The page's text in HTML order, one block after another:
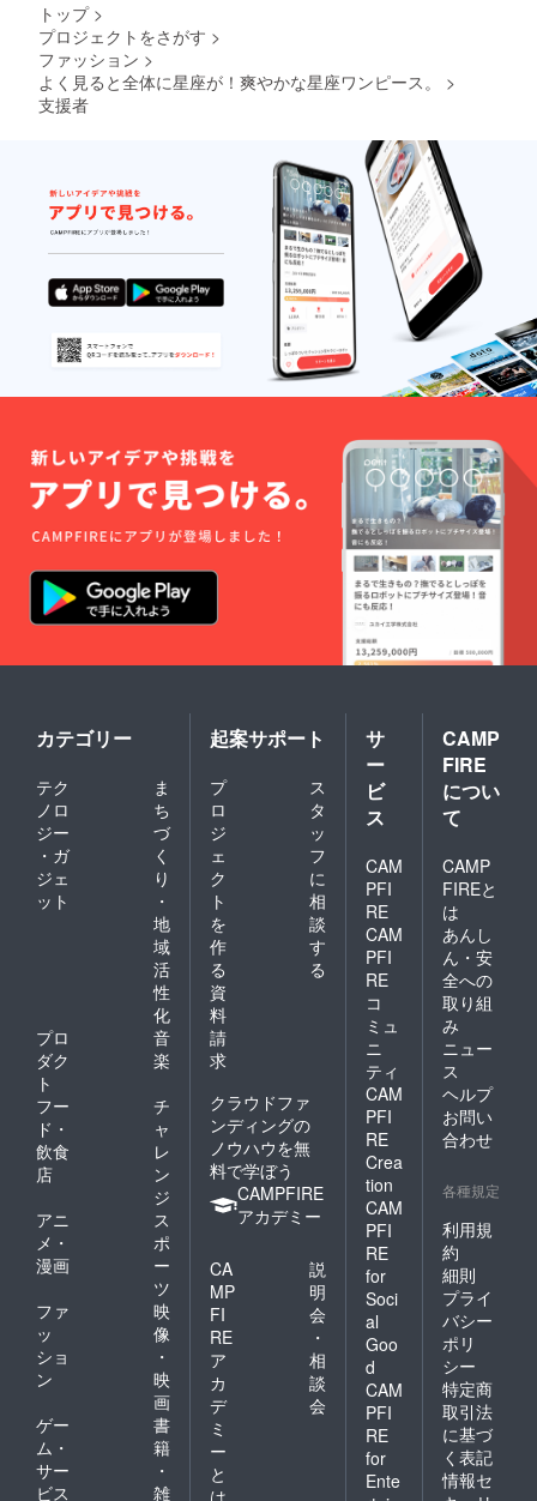
トップ >
プロジェクトをさがす >
ファッション >
よく見ると全体に星座が！爽やかな星座ワンピース。
>
支援者
カテゴリー
テク
ノロ
ジー
・ガ
ジェ
ット
ま
ち
づ
く
り
・
地
域
活
性
化
プロ
ダク
ト
音
楽
フー
ド・
飲食
店
チ
ャ
レ
ン
ジ
アニ
メ・
漫画
ス
ポ
ー
ツ
ファ
ッ
ショ
ン
映
像
・
映
画
ゲー
ム・
サー
ビス
書
籍
・
雑
起案サポート
プ
ロ
ジ
ェ
ク
ト
を
作
る
ス
タ
ッ
フ
に
相
談
す
る
資
料
請
求
クラウドファ
ンディングの
ノウハウを無
料で学ぼう
CAMPFIRE
アカデミー
CA
MP
FI
RE
ア
カ
デ
ミ
ー
と
は
説
明
会
・
相
談
会
サ
ー
ビ
ス
CAM
PFI
RE
CAM
PFI
RE
コ
ミュ
ニ
ティ
CAM
PFI
RE
Crea
tion
CAM
PFI
RE
for
Soci
al
Goo
d
CAM
PFI
RE
for
Ente
CAMP
FIRE
につい
て
CAMP
FIREと
は
あんし
ん・安
全への
取り組
み
ニュー
ス
ヘルプ
お問い
合わせ
各種規定
利用規
約
細則
プライ
バシー
ポリ
シー
特定商
取引法
に基づ
く表記
情報セ